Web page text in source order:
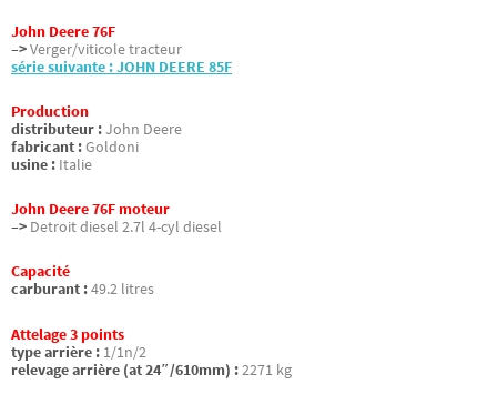
John Deere 76F
–>Verger/viticole tracteur
série suivante : JOHN DEERE 85F
Production
distributeur :John Deere
fabricant :Goldoni
usine : Italie
John Deere 76F moteur
–> Detroit diesel 2.7l 4-cyl diesel
Capacité
carburant :49.2 litres
Attelage 3 points
type arrière : 1/1n/2
relevage arrière (at 24″/610mm) :2271 kg